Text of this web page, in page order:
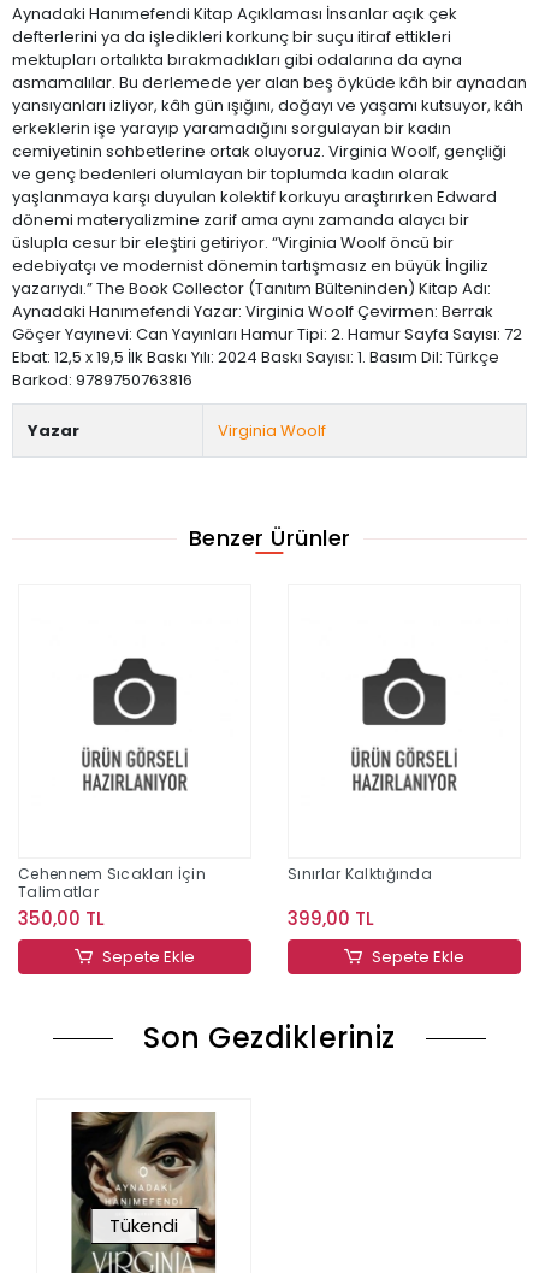
Aynadaki Hanımefendi Kitap Açıklaması İnsanlar açık çek
defterlerini ya da işledikleri korkunç bir suçu itiraf ettikleri
mektupları ortalıkta bırakmadıkları gibi odalarına da ayna
asmamalılar. Bu derlemede yer alan beş öyküde kâh bir aynadan
yansıyanları izliyor, kâh gün ışığını, doğayı ve yaşamı kutsuyor, kâh
erkeklerin işe yarayıp yaramadığını sorgulayan bir kadın
cemiyetinin sohbetlerine ortak oluyoruz. Virginia Woolf, gençliği
ve genç bedenleri olumlayan bir toplumda kadın olarak
yaşlanmaya karşı duyulan kolektif korkuyu araştırırken Edward
dönemi materyalizmine zarif ama aynı zamanda alaycı bir
üslupla cesur bir eleştiri getiriyor. “Virginia Woolf öncü bir
edebiyatçı ve modernist dönemin tartışmasız en büyük İngiliz
yazarıydı.” The Book Collector (Tanıtım Bülteninden) Kitap Adı:
Aynadaki Hanımefendi Yazar: Virginia Woolf Çevirmen: Berrak
Göçer Yayınevi: Can Yayınları Hamur Tipi: 2. Hamur Sayfa Sayısı: 72
Ebat: 12,5 x 19,5 İlk Baskı Yılı: 2024 Baskı Sayısı: 1. Basım Dil: Türkçe
Barkod: 9789750763816
Yazar Virginia Woolf
Benzer Ürünler
Cehennem Sıcakları İçin
Talimatlar
350,00 TL
Sepete Ekle
Sınırlar Kalktığında
399,00 TL
Sepete Ekle
Son Gezdikleriniz
Tükendi